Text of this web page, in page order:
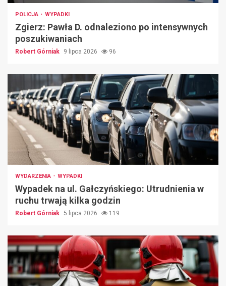
POLICJA WYPADKI
Zgierz: Pawła D. odnaleziono po intensywnych
poszukiwaniach
Robert Górniak 9 lipca 2026 96
WYDARZENIA WYPADKI
Wypadek na ul. Gałczyńskiego: Utrudnienia w
ruchu trwają kilka godzin
Robert Górniak 5 lipca 2026 119